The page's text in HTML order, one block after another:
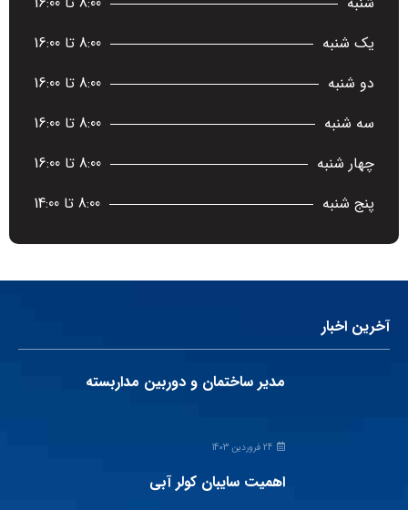
یک شنبه
8:00 تا 16:00
دو شنبه
8:00 تا 16:00
سه شنبه
8:00 تا 16:00
چهار شنبه
8:00 تا 16:00
پنج شنبه
8:00 تا 14:00
آخرین اخبار
مدیر ساختمان و دوربین مداربسته
24 فروردین 1403
اهمیت سایبان کولر آبی